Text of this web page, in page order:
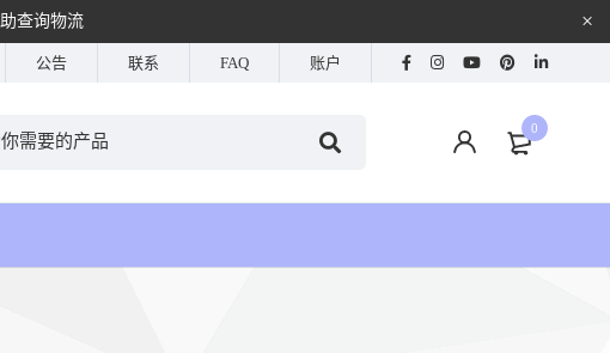
查询物流
公告 联系 FAQ 账户
0